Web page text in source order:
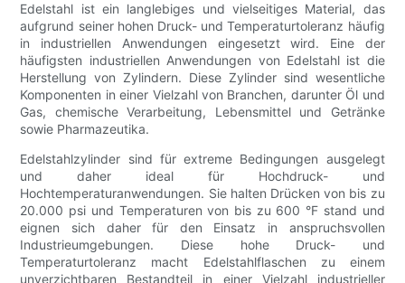
Edelstahl ist ein langlebiges und vielseitiges Material, das
aufgrund seiner hohen Druck- und Temperaturtoleranz häufig
in industriellen Anwendungen eingesetzt wird. Eine der
häufigsten industriellen Anwendungen von Edelstahl ist die
Herstellung von Zylindern. Diese Zylinder sind wesentliche
Komponenten in einer Vielzahl von Branchen, darunter Öl und
Gas, chemische Verarbeitung, Lebensmittel und Getränke
sowie Pharmazeutika.
Edelstahlzylinder sind für extreme Bedingungen ausgelegt
und daher ideal für Hochdruck- und
Hochtemperaturanwendungen. Sie halten Drücken von bis zu
20.000 psi und Temperaturen von bis zu 600 °F stand und
eignen sich daher für den Einsatz in anspruchsvollen
Industrieumgebungen. Diese hohe Druck- und
Temperaturtoleranz macht Edelstahlflaschen zu einem
unverzichtbaren Bestandteil in einer Vielzahl industrieller